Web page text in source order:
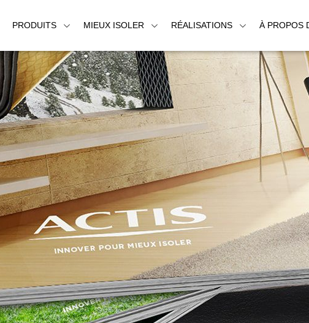
PRODUITS MIEUX ISOLER RÉALISATIONS À PROPOS